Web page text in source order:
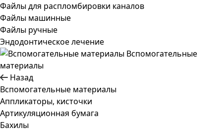
Файлы для распломбировки каналов
Файлы машинные
Файлы ручные
Эндодонтическое лечение
Вспомогательные
материалы
Назад
Вспомогательные материалы
Аппликаторы, кисточки
Артикуляционная бумага
Бахилы